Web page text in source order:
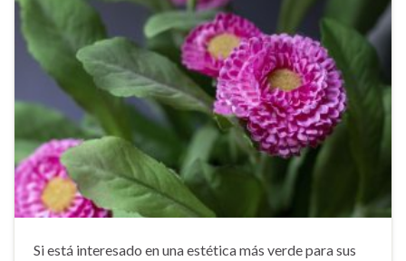
Si está interesado en una estética más verde para sus